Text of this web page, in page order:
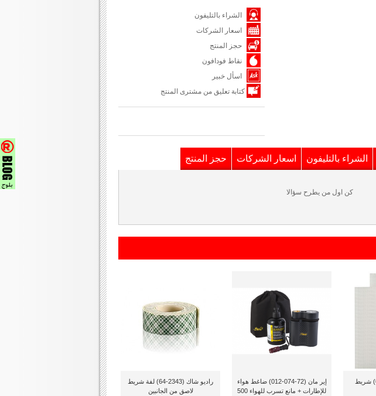
الشراء بالتليفون
اسعار الشركات
حجز المنتج
نقاط فودافون
اسأل خبير
كتابة تعليق من مشترى المنتج
الشراء بالتليفون اسعار الشركات حجز المنتج
كن اول من يطرح سؤالا
راديو شاك (6400258) شريط
إير مان (72-074-012) ضاغط هواء
للإطارات + مانع تسرب للهواء 500
راديو شاك (2343-64) لفة شريط
لاصق من الجانبين